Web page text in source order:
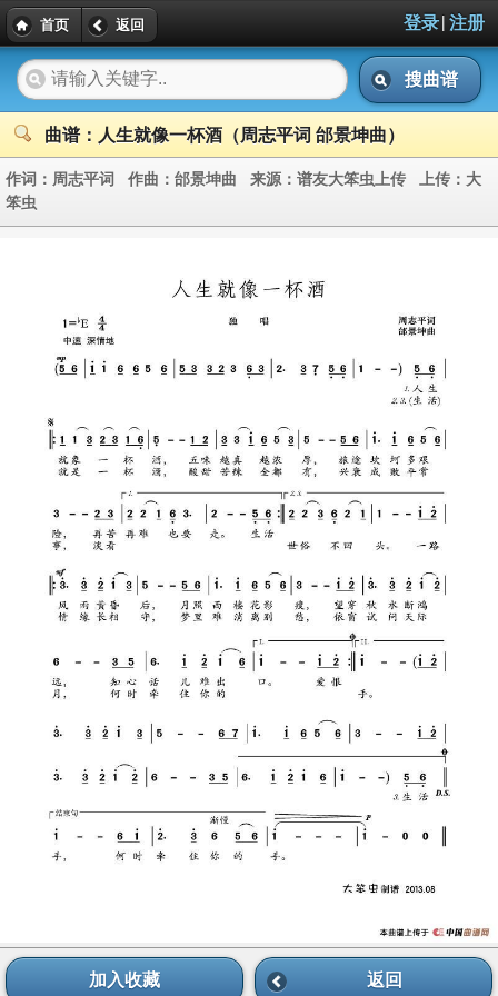
首页 返回 登录| 注册
搜曲谱
曲谱：人生就像一杯酒（周志平词 邰景坤曲）
作词： 周志平词 作曲： 邰景坤曲 来源： 谱友大笨虫上传 上传： 大
笨虫
加入收藏 返回